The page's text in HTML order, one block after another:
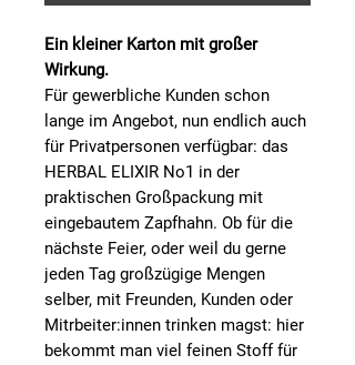
Ein kleiner Karton mit großer
Wirkung.
Für gewerbliche Kunden schon
lange im Angebot, nun endlich auch
für Privatpersonen verfügbar: das
HERBAL ELIXIR No1 in der
praktischen Großpackung mit
eingebautem Zapfhahn. Ob für die
nächste Feier, oder weil du gerne
jeden Tag großzügige Mengen
selber, mit Freunden, Kunden oder
Mitrbeiter:innen trinken magst: hier
bekommt man viel feinen Stoff für